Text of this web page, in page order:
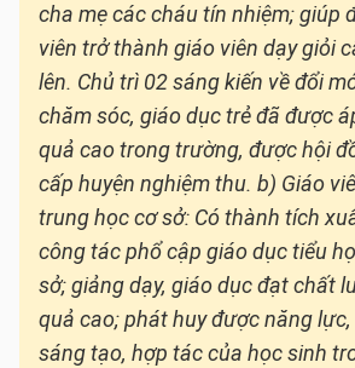
cha mẹ các cháu tín nhiệm; giúp
viên trở thành giáo viên dạy giỏi
lên. Chủ trì 02 sáng kiến về đổi
chăm sóc, giáo dục trẻ đã được
quả cao trong trường, được hội
cấp huyện nghiệm thu. b) Giáo
trung học cơ sở: Có thành tích
công tác phổ cập giáo dục tiểu
sở; giảng dạy, giáo dục đạt chất
quả cao; phát huy được năng
sáng tạo, hợp tác của học sinh